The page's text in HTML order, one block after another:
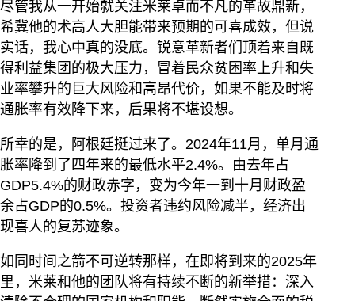
尽管我从一开始就关注米莱卓而不凡的革故鼎新，
希冀他的术高人大胆能带来预期的可喜成效，但说
实话，我心中真的没底。锐意革新者们顶着来自既
得利益集团的极大压力，冒着民众贫困率上升和失
业率攀升的巨大风险和高昂代价，如果不能及时将
通胀率有效降下来，后果将不堪设想。
所幸的是，阿根廷挺过来了。2024年11月，单月通
胀率降到了四年来的最低水平2.4%。由去年占
GDP5.4%的财政赤字，变为今年一到十月财政盈
余占GDP的0.5%。投资者违约风险减半，经济出
现喜人的复苏迹象。
如同时间之箭不可逆转那样，在即将到来的2025年
里，米莱和他的团队将有持续不断的新举措：深入